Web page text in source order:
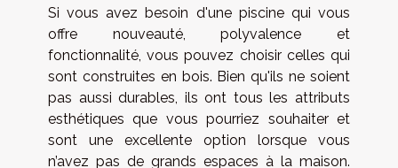
Si vous avez besoin d'une piscine qui vous
offre nouveauté, polyvalence et
fonctionnalité, vous pouvez choisir celles qui
sont construites en bois. Bien qu'ils ne soient
pas aussi durables, ils ont tous les attributs
esthétiques que vous pourriez souhaiter et
sont une excellente option lorsque vous
n’avez pas de grands espaces à la maison.